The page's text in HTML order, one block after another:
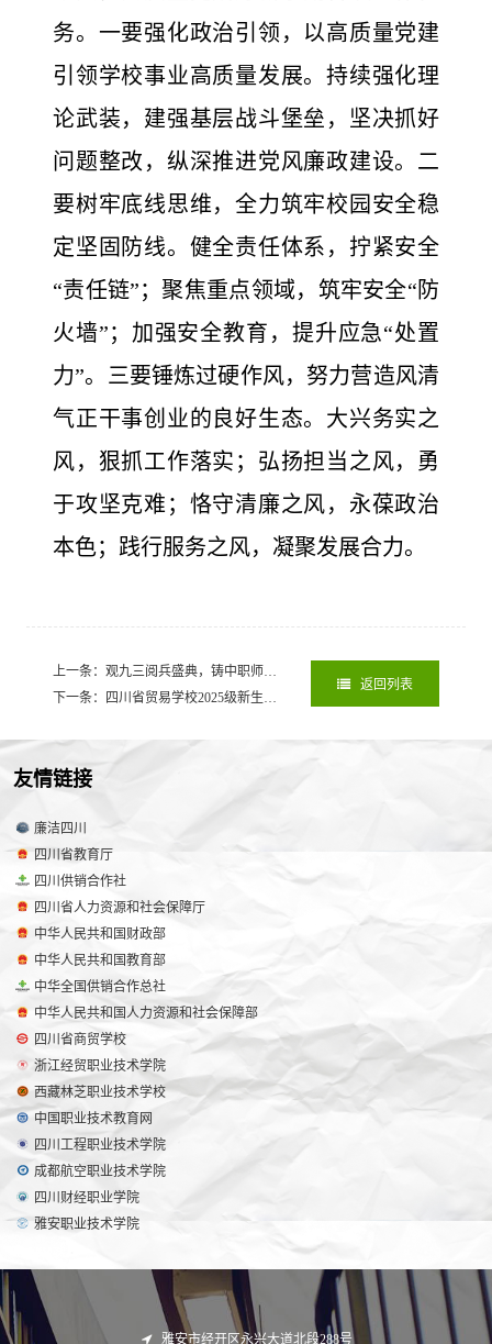
务。一要强化政治引领，以高质量党建
引领学校事业高质量发展。持续强化理
论武装，建强基层战斗堡垒，坚决抓好
问题整改，纵深推进党风廉政建设。二
要树牢底线思维，全力筑牢校园安全稳
定坚固防线。健全责任体系，拧紧安全
“责任链”；聚焦重点领域，筑牢安全“防
火墙”；加强安全教育，提升应急“处置
力”。三要锤炼过硬作风，努力营造风清
气正干事创业的良好生态。大兴务实之
风，狠抓工作落实；弘扬担当之风，勇
于攻坚克难；恪守清廉之风，永葆政治
本色；践行服务之风，凝聚发展合力。
上一条：观九三阅兵盛典，铸中职师生爱国魂
下一条：四川省贸易学校2025级新生报到须知（经开校区）
返回列表
友情链接
廉洁四川
四川省教育厅
四川供销合作社
四川省人力资源和社会保障厅
中华人民共和国财政部
中华人民共和国教育部
中华全国供销合作总社
中华人民共和国人力资源和社会保障部
四川省商贸学校
浙江经贸职业技术学院
西藏林芝职业技术学校
中国职业技术教育网
四川工程职业技术学院
成都航空职业技术学院
四川财经职业学院
雅安职业技术学院
雅安市经开区永兴大道北段288号